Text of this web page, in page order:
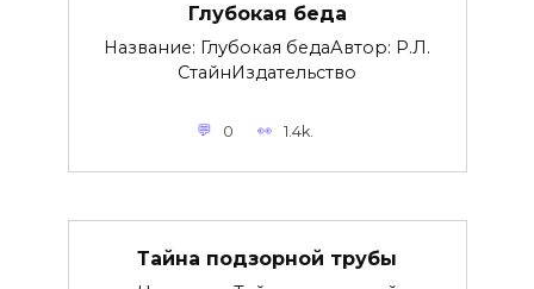
Глубокая беда
Название: Глубокая бедаАвтор: Р.Л.
СтайнИздательство
0 1.4k.
Тайна подзорной трубы